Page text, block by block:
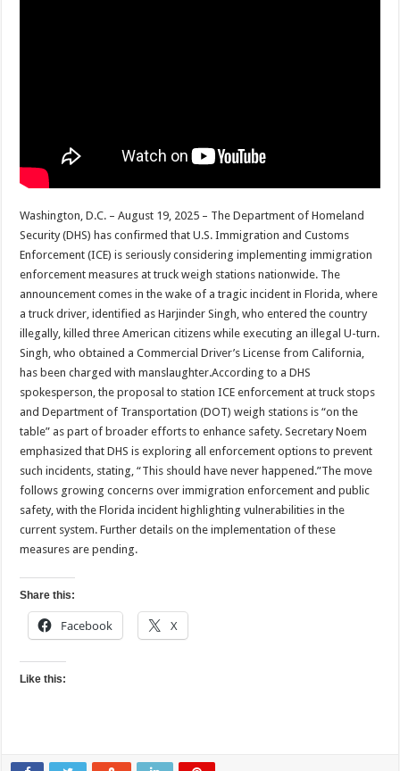
Washington, D.C. – August 19, 2025 – The Department of Homeland
Security (DHS) has confirmed that U.S. Immigration and Customs
Enforcement (ICE) is seriously considering implementing immigration
enforcement measures at truck weigh stations nationwide. The
announcement comes in the wake of a tragic incident in Florida, where
a truck driver, identified as Harjinder Singh, who entered the country
illegally, killed three American citizens while executing an illegal U-turn.
Singh, who obtained a Commercial Driver’s License from California,
has been charged with manslaughter.According to a DHS
spokesperson, the proposal to station ICE enforcement at truck stops
and Department of Transportation (DOT) weigh stations is “on the
table” as part of broader efforts to enhance safety. Secretary Noem
emphasized that DHS is exploring all enforcement options to prevent
such incidents, stating, “This should have never happened.”The move
follows growing concerns over immigration enforcement and public
safety, with the Florida incident highlighting vulnerabilities in the
current system. Further details on the implementation of these
measures are pending.
Share this:
Facebook X
Like this: